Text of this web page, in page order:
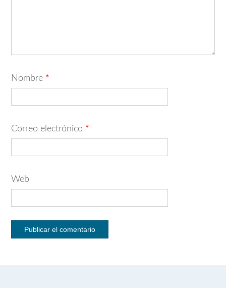
Nombre *
Correo electrónico *
Web